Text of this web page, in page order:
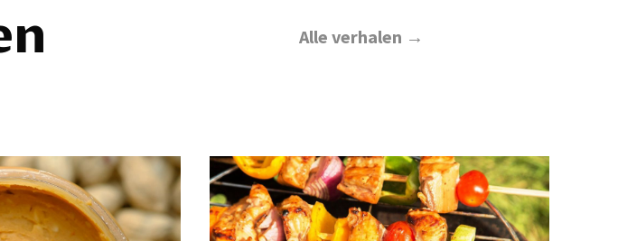
Alle verhalen →